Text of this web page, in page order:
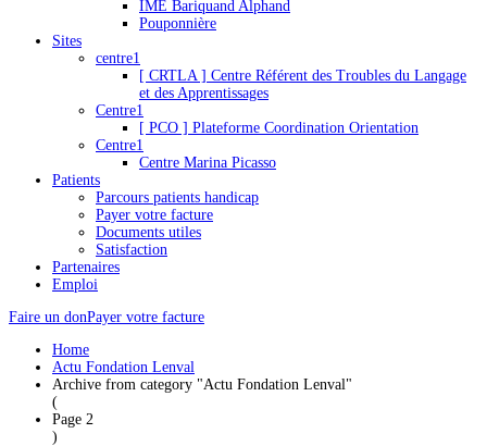
IME Bariquand Alphand
Pouponnière
Sites
centre1
[ CRTLA ] Centre Référent des Troubles du Langage
et des Apprentissages
Centre1
[ PCO ] Plateforme Coordination Orientation
Centre1
Centre Marina Picasso
Patients
Parcours patients handicap
Payer votre facture
Documents utiles
Satisfaction
Partenaires
Emploi
Faire un donPayer votre facture
Home
Actu Fondation Lenval
Archive from category "Actu Fondation Lenval"
(
Page 2
)